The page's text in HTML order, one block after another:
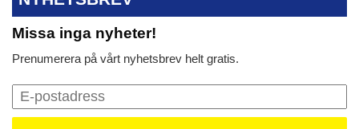
Missa inga nyheter!
Prenumerera på vårt nyhetsbrev helt gratis.